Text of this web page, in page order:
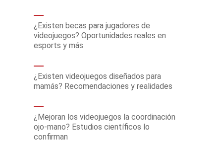
¿Existen becas para jugadores de
videojuegos? Oportunidades reales en
esports y más
¿Existen videojuegos diseñados para
mamás? Recomendaciones y realidades
¿Mejoran los videojuegos la coordinación
ojo-mano? Estudios científicos lo
confirman